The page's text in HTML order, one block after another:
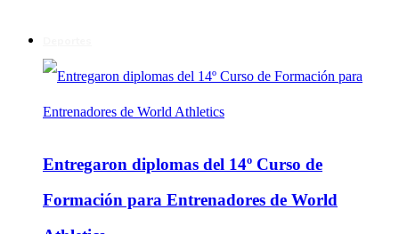
Entregaron diplomas del 14º Curso de
Formación para Entrenadores de World